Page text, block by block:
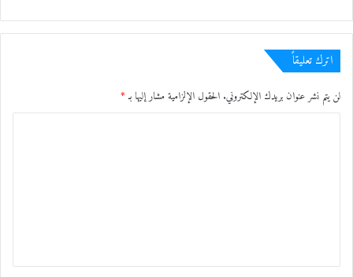
اترك تعليقاً
لن يتم نشر عنوان بريدك الإلكتروني. الحقول الإلزامية مشار إليها بـ*
ق